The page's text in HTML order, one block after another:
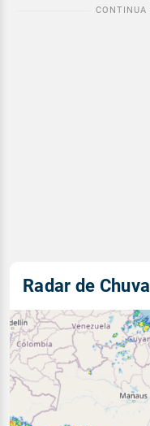
Radar de Chuva